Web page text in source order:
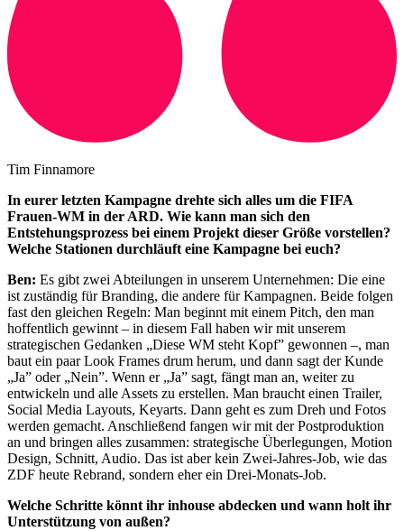
Tim Finnamore
In eurer letzten Kampagne drehte sich alles um die FIFA
Frauen-WM in der ARD. Wie kann man sich den
Entstehungsprozess bei einem Projekt dieser Größe vorstellen?
Welche Stationen durchläuft eine Kampagne bei euch?
Ben: Es gibt zwei Abteilungen in unserem Unternehmen: Die eine
ist zuständig für Branding, die andere für Kampagnen. Beide folgen
fast den gleichen Regeln: Man beginnt mit einem Pitch, den man
hoffentlich gewinnt – in diesem Fall haben wir mit unserem
strategischen Gedanken „Diese WM steht Kopf” gewonnen –, man
baut ein paar Look Frames drum herum, und dann sagt der Kunde
„Ja” oder „Nein”. Wenn er „Ja” sagt, fängt man an, weiter zu
entwickeln und alle Assets zu erstellen. Man braucht einen Trailer,
Social Media Layouts, Keyarts. Dann geht es zum Dreh und Fotos
werden gemacht. Anschließend fangen wir mit der Postproduktion
an und bringen alles zusammen: strategische Überlegungen, Motion
Design, Schnitt, Audio. Das ist aber kein Zwei-Jahres-Job, wie das
ZDF heute Rebrand, sondern eher ein Drei-Monats-Job.
Welche Schritte könnt ihr inhouse abdecken und wann holt ihr
Unterstützung von außen?